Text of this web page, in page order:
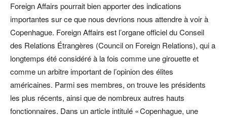
Foreign Affairs pourrait bien apporter des indications
importantes sur ce que nous devrions nous attendre à voir à
Copenhague. Foreign Affairs est l’organe officiel du Conseil
des Relations Étrangères (Council on Foreign Relations), qui a
longtemps été considéré à la fois comme une girouette et
comme un arbitre important de l’opinion des élites
américaines. Parmi ses membres, on trouve les présidents
les plus récents, ainsi que de nombreux autres hauts
fonctionnaires. Dans un article intitulé « Copenhague, une